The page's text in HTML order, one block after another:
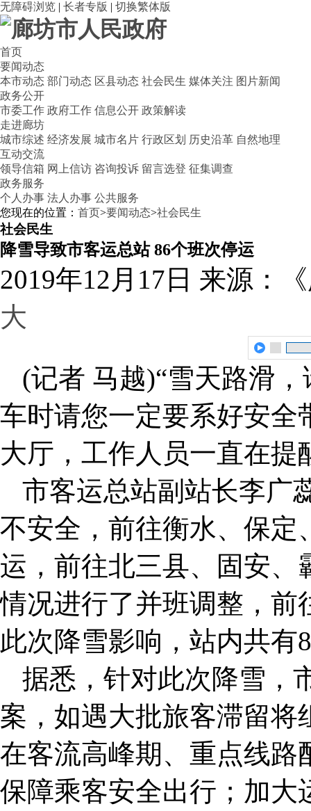
无障碍浏览 | 长者专版 | 切换繁体版
首页
要闻动态
本市动态 部门动态 区县动态 社会民生 媒体关注 图片新闻
政务公开
市委工作 政府工作 信息公开 政策解读
走进廊坊
城市综述 经济发展 城市名片 行政区划 历史沿革 自然地理
互动交流
领导信箱 网上信访 咨询投诉 留言选登 征集调查
政务服务
个人办事 法人办事 公共服务
您现在的位置： 首页>要闻动态>社会民生
社会民生
降雪导致市客运总站 86个班次停运
2019年12月17日 来源：
大
(记者 马越)“雪天路滑
车时请您一定要系好安全
大厅，工作人员一直在提
市客运总站副站长李广
不安全，前往衡水、保定
运，前往北三县、固安、
情况进行了并班调整，前
此次降雪影响，站内共有
据悉，针对此次降雪，
案，如遇大批旅客滞留将
在客流高峰期、重点线路
保障乘客安全出行；加大